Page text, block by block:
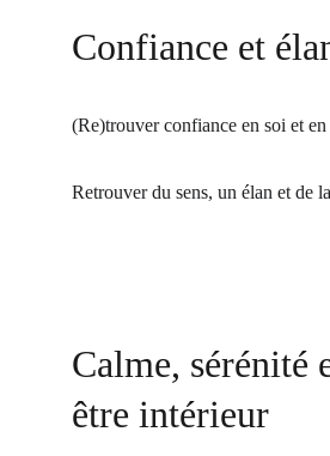
Calme, sérénité
être intérieur
Confiance et
(Re)trouver confiance en soi et en
Retrouver du sens, un élan et de